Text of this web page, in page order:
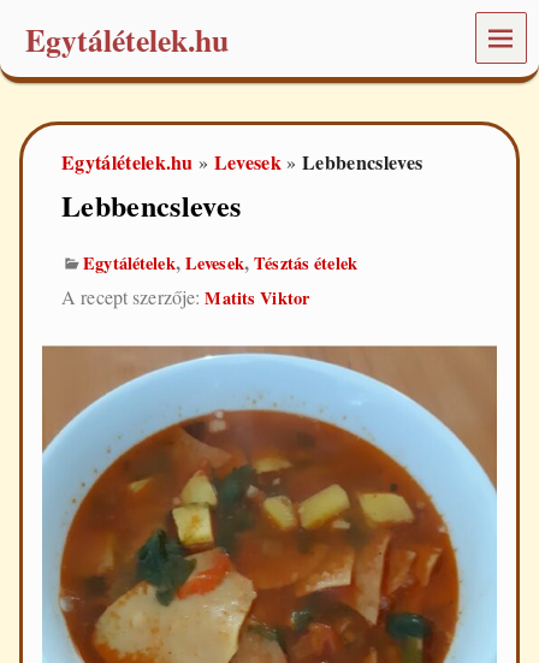
Egytálételek.hu
e
l
MEN
Ü
Egytálételek.hu » Levesek» Lebbencsleves
Lebbencsleves
Egytálételek,Levesek,Tésztás ételek
A recept szerzője:Matits Viktor